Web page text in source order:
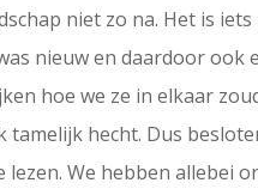
niet zo na. Het is
nieuw en daardoor ook
hoe we ze in elkaar
hecht. Dus
We hebben allebei